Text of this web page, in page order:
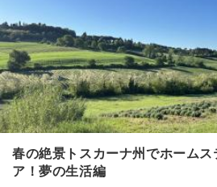
ア
ブ
ル
ッ
ツ
ォ
州
ア
春の絶景トスカーナ州でホームス
ア！夢の生活編